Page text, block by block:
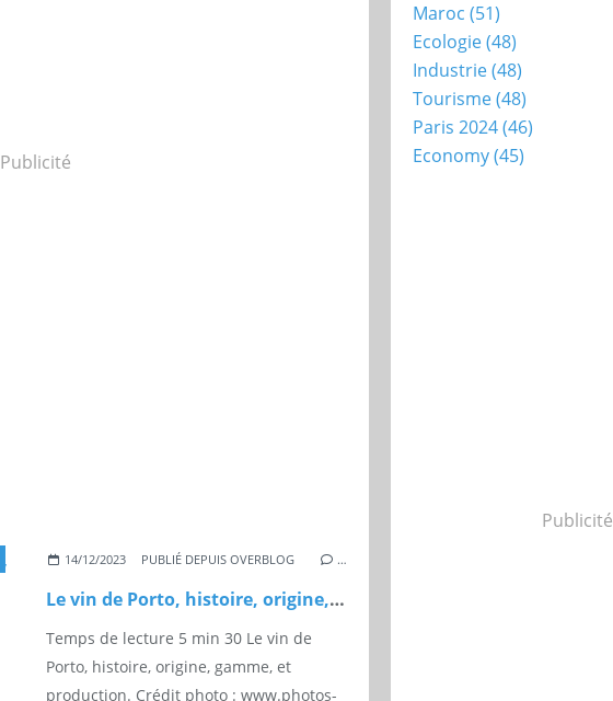
Publicité
FLEUVE DOURO VITICULTEURS,VITICULTURE AGRICULTURE
14/12/2023 PUBLIÉ DEPUIS OVERBLOG …
Le vin de Porto, histoire, origine, gamme, et production
Temps de lecture 5 min 30 Le vin de
Porto, histoire, origine, gamme, et
production. Crédit photo : www.photos-
Maroc (51)
Ecologie(48)
Industrie(48)
Tourisme(48)
Paris 2024(46)
Economy(45)
Publicité